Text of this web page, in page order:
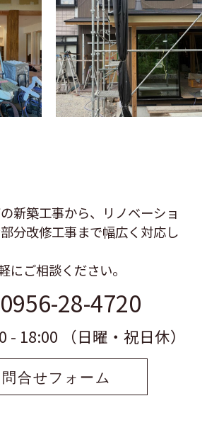
新築工事から、リノベーショ
分改修工事まで幅広く対応し
にご相談ください。
28-4720
- 18:00 （日曜・祝日休）
合せフォーム